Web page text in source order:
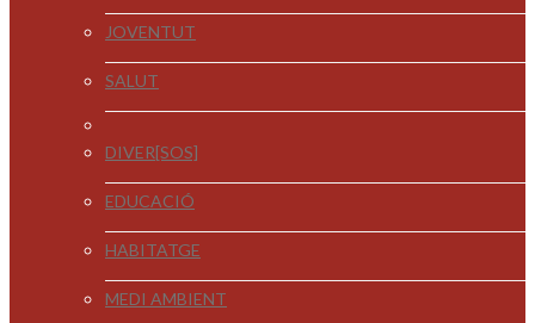
JOVENTUT
SALUT
DIVER[SOS]
EDUCACIÓ
HABITATGE
MEDI AMBIENT